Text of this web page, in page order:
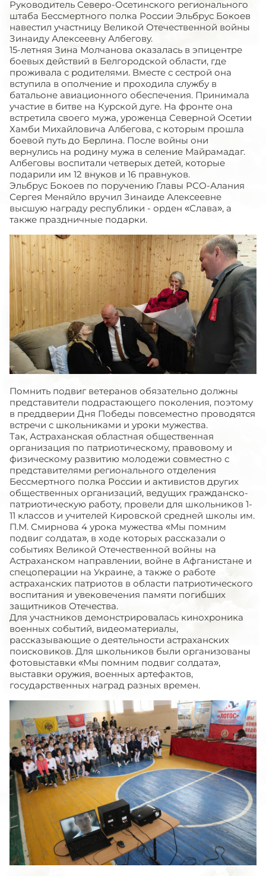
Руководитель Северо-Осетинского регионального
штаба Бессмертного полка России Эльбрус Бокоев
навестил участницу Великой Отечественной войны
Зинаиду Алексеевну Албегову.
15-летняя Зина Молчанова оказалась в эпицентре
боевых действий в Белгородской области, где
проживала с родителями. Вместе с сестрой она
вступила в ополчение и проходила службу в
батальоне авиационного обеспечения. Принимала
участие в битве на Курской дуге. На фронте она
встретила своего мужа, уроженца Северной Осетии
Хамби Михайловича Албегова, с которым прошла
боевой путь до Берлина. После войны они
вернулись на родину мужа в селение Майрамадаг.
Албеговы воспитали четверых детей, которые
подарили им 12 внуков и 16 правнуков.
Эльбрус Бокоев по поручению Главы РСО-Алания
Сергея Меняйло вручил Зинаиде Алексеевне
высшую награду республики - орден «Слава», а
также праздничные подарки.
Помнить подвиг ветеранов обязательно должны
представители подрастающего поколения, поэтому
в преддверии Дня Победы повсеместно проводятся
встречи с школьниками и уроки мужества.
Так, Астраханская областная общественная
организация по патриотическому, правовому и
физическому развитию молодежи совместно с
представителями регионального отделения
Бессмертного полка России и активистов других
общественных организаций, ведущих гражданско-
патриотическую работу, провели для школьников 1-
11 классов и учителей Кировской средней школы им.
П.М. Смирнова 4 урока мужества «Мы помним
подвиг солдата», в ходе которых рассказали о
событиях Великой Отечественной войны на
Астраханском направлении, войне в Афганистане и
спецоперации на Украине, а также о работе
астраханских патриотов в области патриотического
воспитания и увековечения памяти погибших
защитников Отечества.
Для участников демонстрировалась кинохроника
военных событий, видеоматериалы,
рассказывающие о деятельности астраханских
поисковиков. Для школьников были организованы
фотовыставки «Мы помним подвиг солдата»,
выставки оружия, военных артефактов,
государственных наград разных времен.